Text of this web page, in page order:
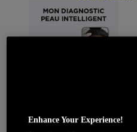
Enhance Your Experience!